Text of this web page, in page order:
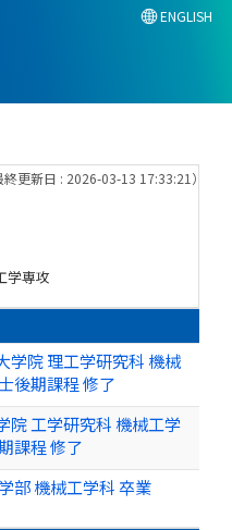
ENGLISH
終更新日 : 2026-03-13 17:33:21）
学専攻
学院 理工学研究科 機械
後期課程 修了
院 工学研究科 機械工学
課程 修了
部 機械工学科 卒業